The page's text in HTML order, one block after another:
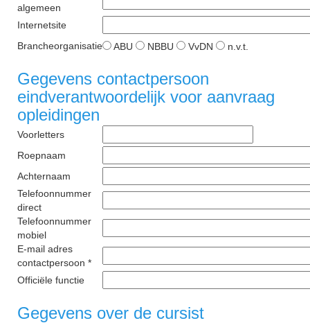
algemeen
Internetsite
Brancheorganisatie
ABU NBBU VvDN n.v.t.
Gegevens contactpersoon
eindverantwoordelijk voor aanvraag
opleidingen
Voorletters
Roepnaam
Achternaam
Telefoonnummer
direct
Telefoonnummer
mobiel
E-mail adres
contactpersoon *
Officiële functie
Gegevens over de cursist